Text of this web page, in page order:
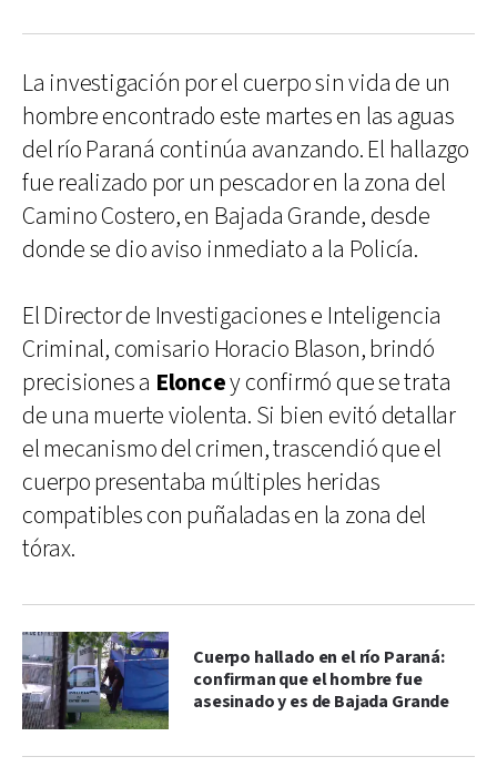
La investigación por el cuerpo sin vida de un
hombre encontrado este martes en las aguas
del río Paraná continúa avanzando. El hallazgo
fue realizado por un pescador en la zona del
Camino Costero, en Bajada Grande, desde
donde se dio aviso inmediato a la Policía.
El Director de Investigaciones e Inteligencia
Criminal, comisario Horacio Blason, brindó
precisiones a Eloncey confirmó que se trata
de una muerte violenta. Si bien evitó detallar
el mecanismo del crimen, trascendió que el
cuerpo presentaba múltiples heridas
compatibles con puñaladas en la zona del
tórax.
Cuerpo hallado en el río Paraná:
confirman que el hombre fue
asesinado y es de Bajada Grande